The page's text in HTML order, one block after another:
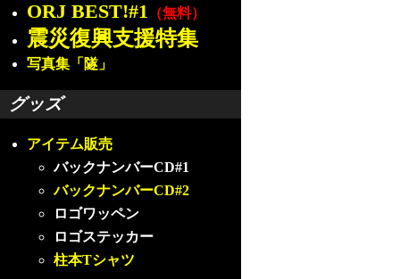
ORJ BEST!#1 （無料）
震災復興支援特集
写真集「隧」
グッズ
アイテム販売
バックナンバーCD#1
バックナンバーCD#2
ロゴワッペン
ロゴステッカー
柱本Tシャツ